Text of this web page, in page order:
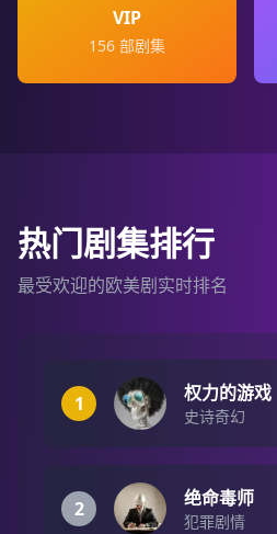
VIP
156 部剧集
热门剧集排行
最受欢迎的欧美剧实时排名
1 权力的游戏
史诗奇幻
2 绝命毒师
犯罪剧情